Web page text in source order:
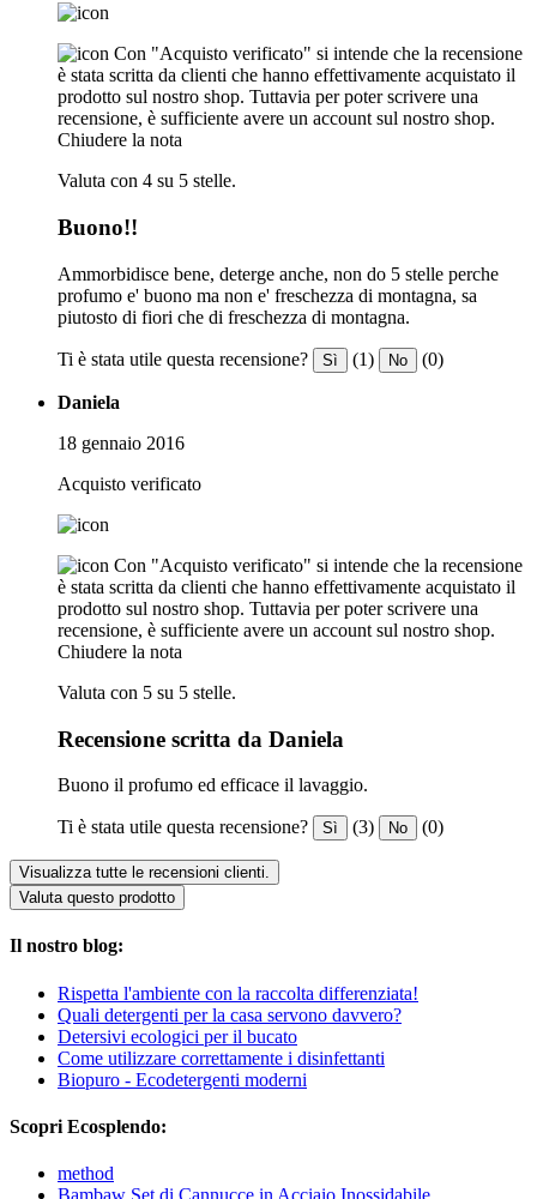
Con "Acquisto verificato" si intende che la recensione
è stata scritta da clienti che hanno effettivamente acquistato il
prodotto sul nostro shop. Tuttavia per poter scrivere una
recensione, è sufficiente avere un account sul nostro shop.
Chiudere la nota
Valuta con 4 su 5 stelle.
Buono!!
Ammorbidisce bene, deterge anche, non do 5 stelle perche
profumo e' buono ma non e' freschezza di montagna, sa
piutosto di fiori che di freschezza di montagna.
Ti è stata utile questa recensione? Sì (1) No (0)
Daniela
18 gennaio 2016
Acquisto verificato
Con "Acquisto verificato" si intende che la recensione
è stata scritta da clienti che hanno effettivamente acquistato il
prodotto sul nostro shop. Tuttavia per poter scrivere una
recensione, è sufficiente avere un account sul nostro shop.
Chiudere la nota
Valuta con 5 su 5 stelle.
Recensione scritta da Daniela
Buono il profumo ed efficace il lavaggio.
Ti è stata utile questa recensione? Sì (3) No (0)
Visualizza tutte le recensioni clienti.
Valuta questo prodotto
Il nostro blog:
Rispetta l'ambiente con la raccolta differenziata!
Quali detergenti per la casa servono davvero?
Detersivi ecologici per il bucato
Come utilizzare correttamente i disinfettanti
Biopuro - Ecodetergenti moderni
Scopri Ecosplendo:
method